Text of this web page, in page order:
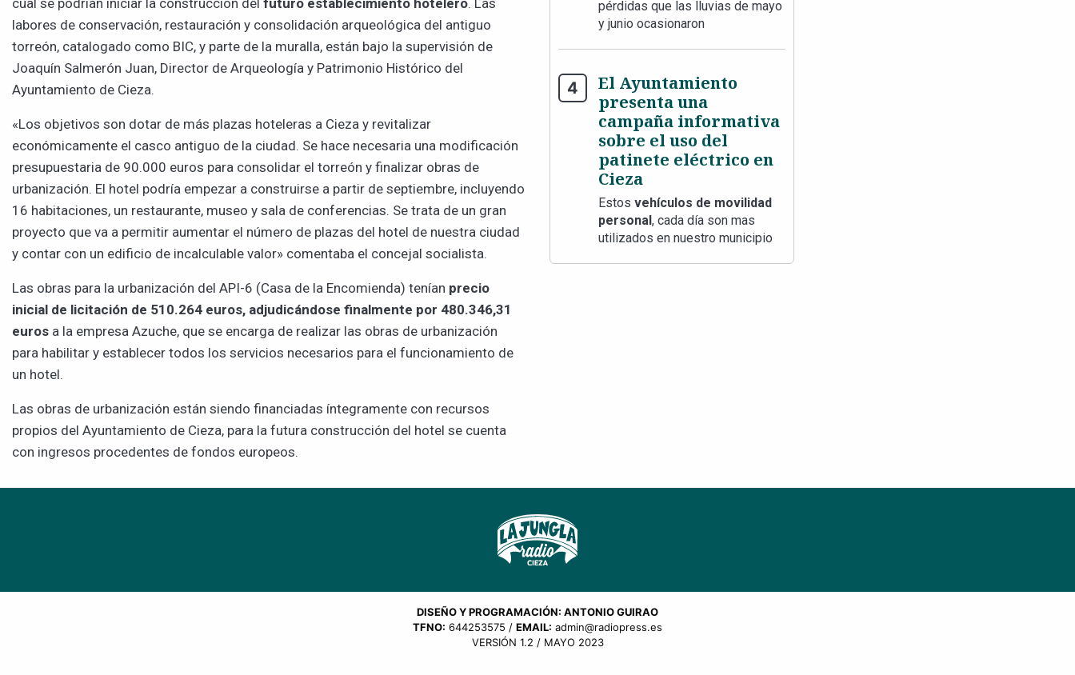
cual se podrían iniciar la construcción del futuro establecimiento hotelero. Las
labores de conservación, restauración y consolidación arqueológica del antiguo
torreón, catalogado como BIC, y parte de la muralla, están bajo la supervisión de
Joaquín Salmerón Juan, Director de Arqueología y Patrimonio Histórico del
Ayuntamiento de Cieza.
«Los objetivos son dotar de más plazas hoteleras a Cieza y revitalizar
económicamente el casco antiguo de la ciudad. Se hace necesaria una modificación
presupuestaria de 90.000 euros para consolidar el torreón y finalizar obras de
urbanización. El hotel podría empezar a construirse a partir de septiembre, incluyendo
16 habitaciones, un restaurante, museo y sala de conferencias. Se trata de un gran
proyecto que va a permitir aumentar el número de plazas del hotel de nuestra ciudad
y contar con un edificio de incalculable valor» comentaba el concejal socialista.
Las obras para la urbanización del API-6 (Casa de la Encomienda) tenían precio
inicial de licitación de 510.264 euros, adjudicándose finalmente por 480.346,31
euros a la empresa Azuche, que se encarga de realizar las obras de urbanización
para habilitar y establecer todos los servicios necesarios para el funcionamiento de
un hotel.
Las obras de urbanización están siendo financiadas íntegramente con recursos
propios del Ayuntamiento de Cieza, para la futura construcción del hotel se cuenta
con ingresos procedentes de fondos europeos.
pérdidas que las lluvias de mayo
y junio ocasionaron
El Ayuntamiento
presenta una
campaña informativa
sobre el uso del
patinete eléctrico en
Cieza
Estos vehículos de movilidad
personal, cada día son mas
utilizados en nuestro municipio
DISEÑO Y PROGRAMACIÓN: ANTONIO GUIRAO
TFNO: 644253575 / EMAIL: admin@radiopress.es
VERSIÓN 1.2 / MAYO 2023